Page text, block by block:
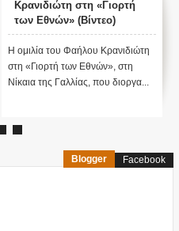
Κρανιδιώτη στη «Γιορτή
των Εθνών» (Βίντεο)
H ομιλία του Φαήλου Κρανιδιώτη
στη «Γιορτή των Εθνών», στη
Νίκαια της Γαλλίας, που διοργα...
Blogger Facebook